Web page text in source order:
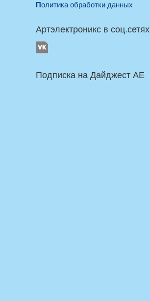
Политика обработки данных
Артэлектроникс в соц.сетях
Подписка на Дайджест AE